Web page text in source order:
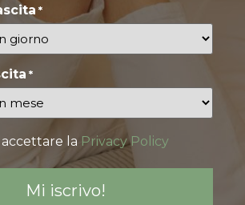
*
*
la Privacy Policy